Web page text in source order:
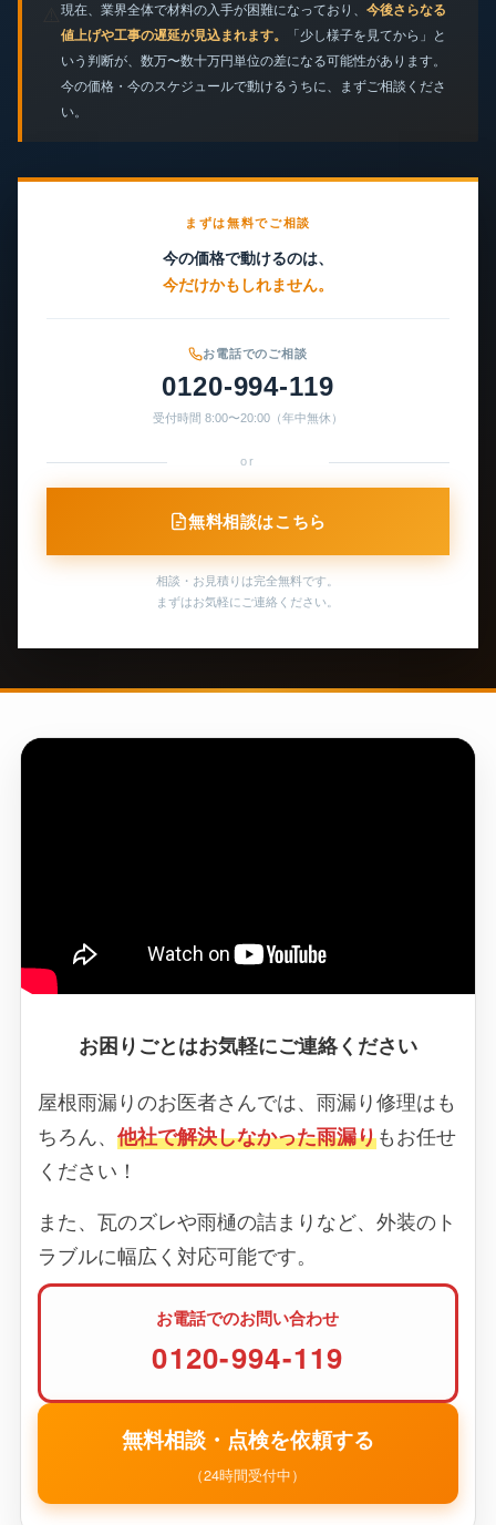
現在、業界全体で材料の入手が困難になっており、 今後さらなる
値上げや工事の遅延が見込まれます。
「少し様子を見てから」と
いう判断が、数万〜数十万円単位の差になる可能性があります。
今の価格・今のスケジュールで動けるうちに、まずご相談くださ
い。
まずは無料でご相談
今の価格で動けるのは、
今だけかもしれません。
お電話でのご相談
0120-994-119
受付時間 8:00〜20:00（年中無休）
or
無料相談はこちら
相談・お見積りは完全無料です。
まずはお気軽にご連絡ください。
お困りごとはお気軽にご連絡ください
屋根雨漏りのお医者さんでは、雨漏り修理はも
ちろん、 他社で解決しなかった雨漏りもお任せ
ください！
また、瓦のズレや雨樋の詰まりなど、外装のト
ラブルに幅広く対応可能です。
お電話でのお問い合わせ
0120-994-119
無料相談・点検を依頼する
（24時間受付中）